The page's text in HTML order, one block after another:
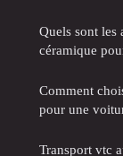
Quels sont les
céramique
Comment
pour une
Transport vtc